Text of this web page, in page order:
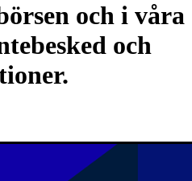
och i våra
och